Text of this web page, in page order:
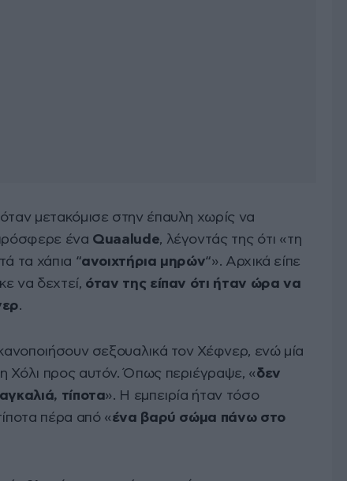
μετακόμισε στην έπαυλη χωρίς να
ένα Quaalude, λέγοντάς της ότι «τη
τα χάπια “ανοιχτήρια μηρών“». Αρχικά είπε
να δεχτεί, όταν της είπαν ότι ήταν ώρα να
.
σεξουαλικά τον Χέφνερ, ενώ μία
Χόλι προς αυτόν. Όπως περιέγραψε, «δεν
τίποτα». Η εμπειρία ήταν τόσο
πέρα από «ένα βαρύ σώμα πάνω στο